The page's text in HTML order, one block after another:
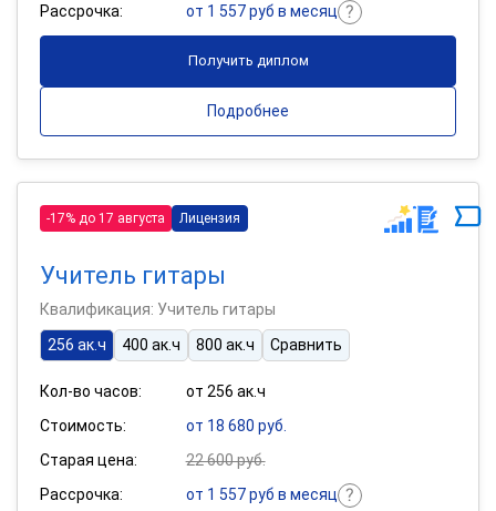
Рассрочка:
от 1 557 руб в месяц
Получить диплом
Подробнее
-17% до 17 августа Лицензия
Учитель гитары
Квалификация: Учитель гитары
256 ак.ч
400 ак.ч 800 ак.ч Сравнить
Кол-во часов:
от 256 ак.ч
Стоимость:
от 18 680 руб.
Старая цена:
22 600 руб.
Рассрочка:
от 1 557 руб в месяц